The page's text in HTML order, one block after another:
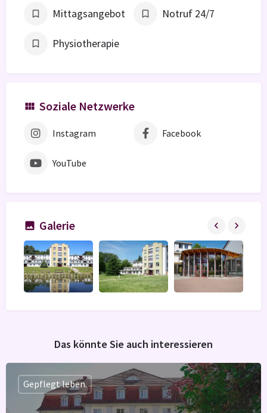
Mittagsangebot Notruf 24/7
Physiotherapie
Soziale Netzwerke
Instagram Facebook
YouTube
Galerie
Das könnte Sie auch interessieren
Gepflegt leben.